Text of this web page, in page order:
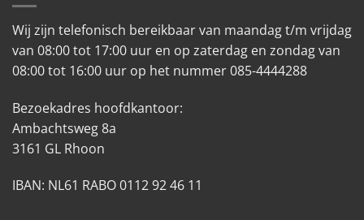
Wij zijn telefonisch bereikbaar van maandag t/m vrijdag
van 08:00 tot 17:00 uur en op zaterdag en zondag van
08:00 tot 16:00 uur op het nummer 085-4444288
Bezoekadres hoofdkantoor:
Ambachtsweg 8a
3161 GL Rhoon
IBAN: NL61 RABO 0112 92 46 11